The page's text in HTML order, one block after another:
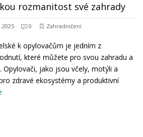
rozmanitost své zahrady
0 Zahradničení
k opylovačům je jedním z
které můžete pro svou zahradu a
jako jsou včely, motýli a
zdravé ekosystémy a produktivní